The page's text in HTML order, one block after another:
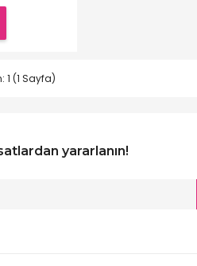
1 (1 Sayfa)
yararlanın!